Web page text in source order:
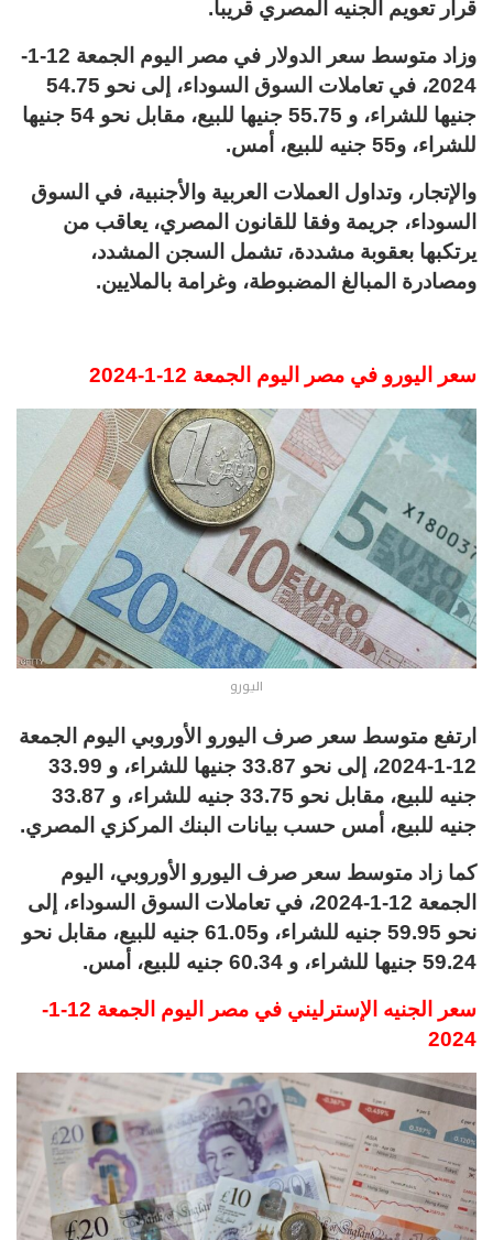
قرار تعويم الجنيه المصري قريبا.
وزاد متوسط سعر الدولار في مصر اليوم الجمعة 12-1-
2024، في تعاملات السوق السوداء، إلى نحو 54.75
جنيها للشراء، و 55.75 جنيها للبيع، مقابل نحو 54 جنيها
للشراء، و55 جنيه للبيع، أمس.
والإتجار، وتداول العملات العربية والأجنبية، في السوق
السوداء، جريمة وفقا للقانون المصري، يعاقب من
يرتكبها بعقوبة مشددة، تشمل السجن المشدد،
ومصادرة المبالغ المضبوطة، وغرامة بالملايين.
سعر اليورو في مصر اليوم الجمعة 12-1-2024
اليورو
ارتفع متوسط سعر صرف اليورو الأوروبي اليوم الجمعة
12-1-2024، إلى نحو 33.87 جنيها للشراء، و 33.99
جنيه للبيع، مقابل نحو 33.75 جنيه للشراء، و 33.87
جنيه للبيع، أمس حسب بيانات البنك المركزي المصري.
كما زاد متوسط سعر صرف اليورو الأوروبي، اليوم
الجمعة 12-1-2024، في تعاملات السوق السوداء، إلى
نحو 59.95 جنيه للشراء، و61.05 جنيه للبيع، مقابل نحو
59.24 جنيها للشراء، و 60.34 جنيه للبيع، أمس.
سعر الجنيه الإسترليني في مصر اليوم الجمعة 12-1-
2024